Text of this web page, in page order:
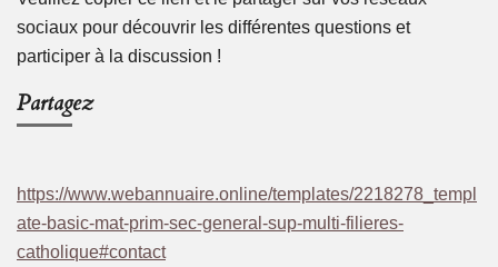
sociaux pour découvrir les différentes questions et
participer à la discussion !
Partagez
https://www.webannuaire.online/templates/2218278_templ
ate-basic-mat-prim-sec-general-sup-multi-filieres-
catholique#contact